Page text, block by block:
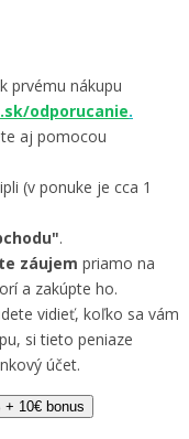
prvému nákupu
odporucanie.
aj pomocou
(v ponuke je cca 1
.
záujem priamo na
a zakúpte ho.
vidieť, koľko sa vám
si tieto peniaze
účet.
10€ bonus